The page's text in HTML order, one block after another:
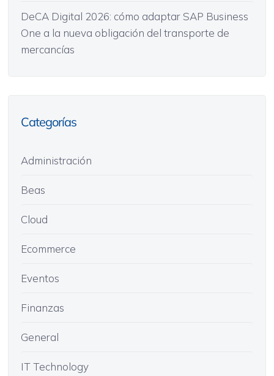
DeCA Digital 2026: cómo adaptar SAP Business
One a la nueva obligación del transporte de
mercancías
Categorías
Administración
Beas
Cloud
Ecommerce
Eventos
Finanzas
General
IT Technology